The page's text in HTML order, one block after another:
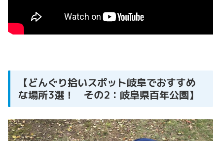
【どんぐり拾いスポット岐阜でおすすめ
な場所3選！ その2：岐阜県百年公園】